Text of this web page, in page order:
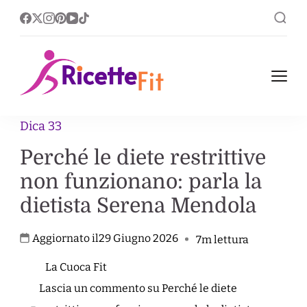
Ricette Fit, leggere nel
Dica 33
Perché le diete restrittive
non funzionano: parla la
dietista Serena Mendola
Aggiornato il29 Giugno 2026 7m lettura
La Cuoca Fit
Lascia un commento su Perché le diete